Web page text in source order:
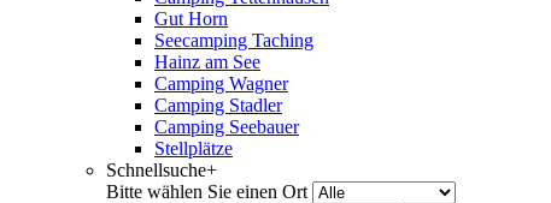
Gut Horn
Seecamping Taching
Hainz am See
Camping Wagner
Camping Stadler
Camping Seebauer
Stellplätze
Schnellsuche+
Bitte wählen Sie einen Ort